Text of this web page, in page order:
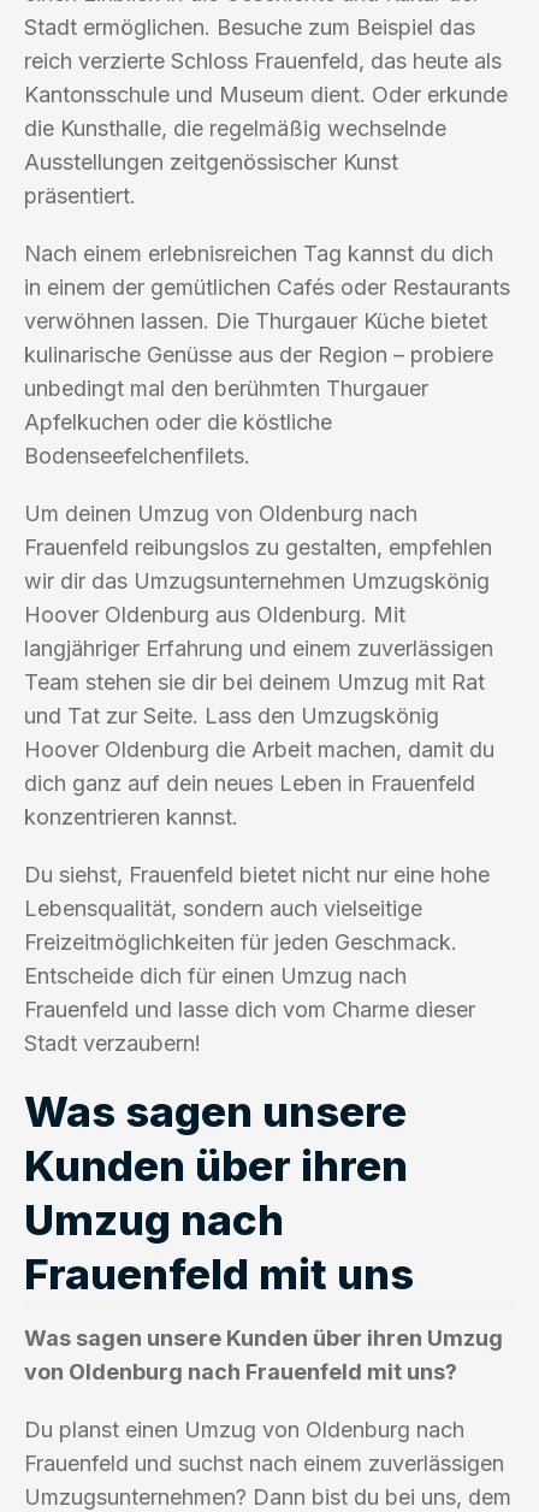
Stadt ermöglichen. Besuche zum Beispiel das
reich verzierte Schloss Frauenfeld, das heute als
Kantonsschule und Museum dient. Oder erkunde
die Kunsthalle, die regelmäßig wechselnde
Ausstellungen zeitgenössischer Kunst
präsentiert.
Nach einem erlebnisreichen Tag kannst du dich
in einem der gemütlichen Cafés oder Restaurants
verwöhnen lassen. Die Thurgauer Küche bietet
kulinarische Genüsse aus der Region – probiere
unbedingt mal den berühmten Thurgauer
Apfelkuchen oder die köstliche
Bodenseefelchenfilets.
Um deinen Umzug von Oldenburg nach
Frauenfeld reibungslos zu gestalten, empfehlen
wir dir das Umzugsunternehmen Umzugskönig
Hoover Oldenburg aus Oldenburg. Mit
langjähriger Erfahrung und einem zuverlässigen
Team stehen sie dir bei deinem Umzug mit Rat
und Tat zur Seite. Lass den Umzugskönig
Hoover Oldenburg die Arbeit machen, damit du
dich ganz auf dein neues Leben in Frauenfeld
konzentrieren kannst.
Du siehst, Frauenfeld bietet nicht nur eine hohe
Lebensqualität, sondern auch vielseitige
Freizeitmöglichkeiten für jeden Geschmack.
Entscheide dich für einen Umzug nach
Frauenfeld und lasse dich vom Charme dieser
Stadt verzaubern!
Was sagen unsere
Kunden über ihren
Umzug nach
Frauenfeld mit uns
Was sagen unsere Kunden über ihren Umzug
von Oldenburg nach Frauenfeld mit uns?
Du planst einen Umzug von Oldenburg nach
Frauenfeld und suchst nach einem zuverlässigen
Umzugsunternehmen? Dann bist du bei uns, dem